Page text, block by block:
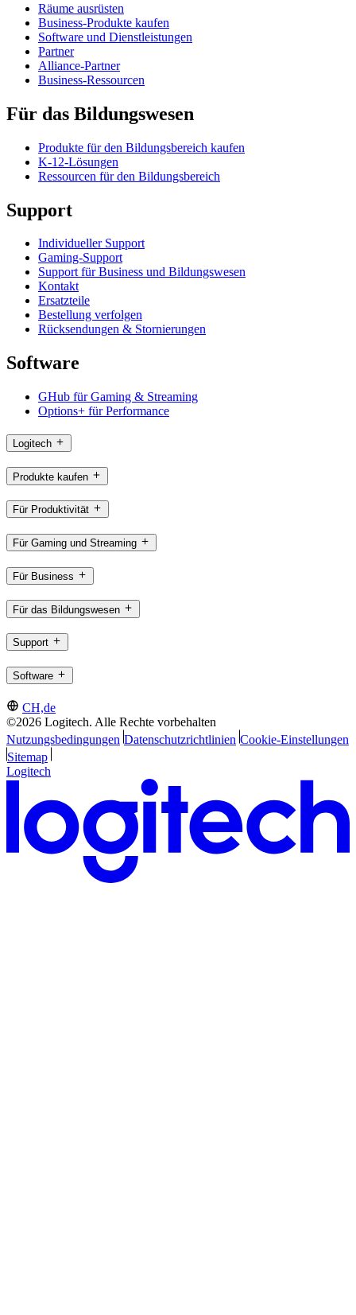
Räume ausrüsten
Business-Produkte kaufen
Software und Dienstleistungen
Partner
Alliance-Partner
Business-Ressourcen
Für das Bildungswesen
Produkte für den Bildungsbereich kaufen
K-12-Lösungen
Ressourcen für den Bildungsbereich
Support
Individueller Support
Gaming-Support
Support für Business und Bildungswesen
Kontakt
Ersatzteile
Bestellung verfolgen
Rücksendungen & Stornierungen
Software
GHub für Gaming & Streaming
Options+ für Performance
Logitech
Produkte kaufen
Für Produktivität
Für Gaming und Streaming
Für Business
Für das Bildungswesen
Support
Software
CH,de
©2026 Logitech. Alle Rechte vorbehalten
Nutzungsbedingungen Datenschutzrichtlinien Cookie-Einstellungen
Sitemap
Logitech